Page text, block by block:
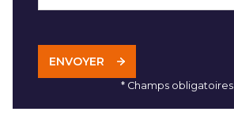
ENVOYER
* Champs obligatoires